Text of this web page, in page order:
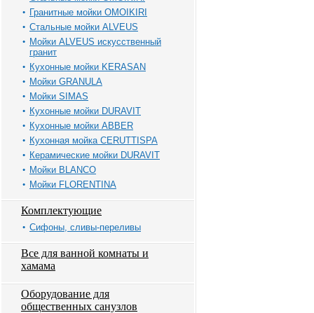
Гранитные мойки OMOIKIRI
Стальные мойки ALVEUS
Мойки ALVEUS искусственный
гранит
Кухонные мойки KERASAN
Мойки GRANULA
Мойки SIMAS
Кухонные мойки DURAVIT
Кухонные мойки ABBER
Кухонная мойка CERUTTISPA
Керамические мойки DURAVIT
Мойки BLANCO
Мойки FLORENTINA
Комплектующие
Сифоны, сливы-переливы
Все для ванной комнаты и
хамама
Оборудование для
общественных санузлов